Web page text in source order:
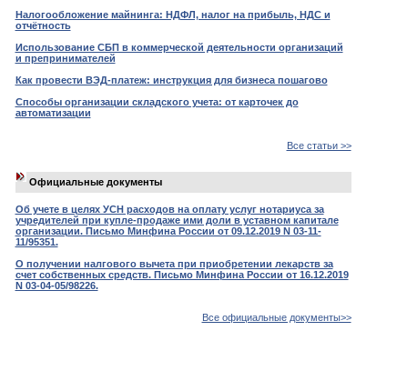
Налогообложение майнинга: НДФЛ, налог на прибыль, НДС и
отчётность
Использование СБП в коммерческой деятельности организаций
и препринимателей
Как провести ВЭД-платеж: инструкция для бизнеса пошагово
Способы организации складского учета: от карточек до
автоматизации
Все статьи >>
Официальные документы
Об учете в целях УСН расходов на оплату услуг нотариуса за
учредителей при купле-продаже ими доли в уставном капитале
организации. Письмо Минфина России от 09.12.2019 N 03-11-
11/95351.
О получении налгового вычета при приобретении лекарств за
счет собственных средств. Письмо Минфина России от 16.12.2019
N 03-04-05/98226.
Все официальные документы>>